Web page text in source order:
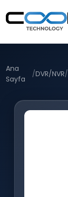
Ana
Sayfa
/DVR/NVR/